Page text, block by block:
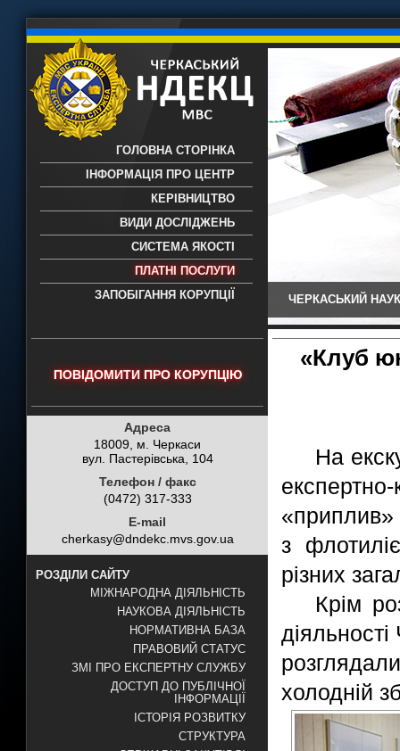
науково-дослідний експертно-
- проведення всих видів судових
експертиз
ГОЛОВНА СТОРІНКА
ІНФОРМАЦІЯ ПРО ЦЕНТР
КЕРІВНИЦТВО
ВИДИ ДОСЛІДЖЕНЬ
СИСТЕМА ЯКОСТІ
ПЛАТНІ ПОСЛУГИ
ЗАПОБІГАННЯ КОРУПЦІЇ
ЧЕРКАСЬКИЙ
ПОВІДОМИТИ ПРО КОРУПЦІЮ
Адреса
18009, м. Черкаси
вул. Пастерівська, 104
Телефон / факс
(0472) 317-333
E-mail
cherkasy@dndekc.mvs.gov.ua
РОЗДІЛИ САЙТУ
МІЖНАРОДНА ДІЯЛЬНІСТЬ
НАУКОВА ДІЯЛЬНІСТЬ
НОРМАТИВНА БАЗА
ПРАВОВИЙ СТАТУС
ЗМІ ПРО ЕКСПЕРТНУ СЛУЖБУ
ДОСТУП ДО ПУБЛІЧНОЇ
ІНФОРМАЦІЇ
ІСТОРІЯ РОЗВИТКУ
СТРУКТУРА
«Клуб
На
«приплив»
з
різних
Крім
холодній